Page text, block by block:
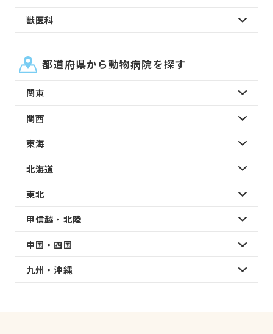
獣医科
都道府県から動物病院を探す
関東
関西
東海
北海道
東北
甲信越・北陸
中国・四国
九州・沖縄